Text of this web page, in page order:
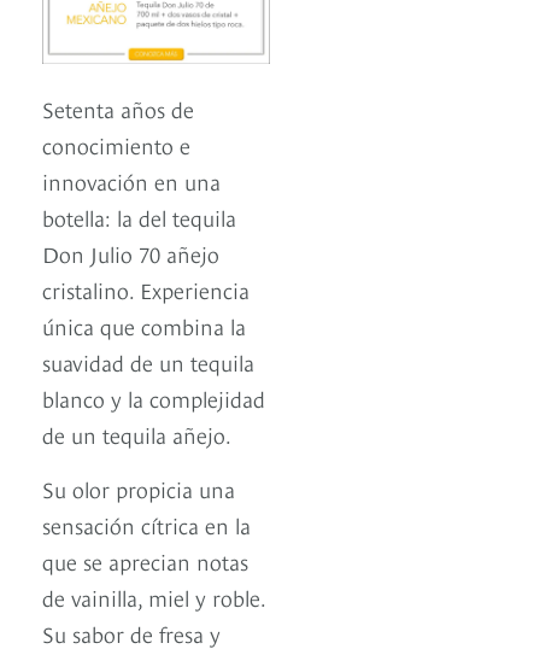
Setenta años de
conocimiento e
innovación en una
botella: la del tequila
Don Julio 70 añejo
cristalino. Experiencia
única que combina la
suavidad de un tequila
blanco y la complejidad
de un tequila añejo.
Su olor propicia una
sensación cítrica en la
que se aprecian notas
de vainilla, miel y roble.
Su sabor de fresa y